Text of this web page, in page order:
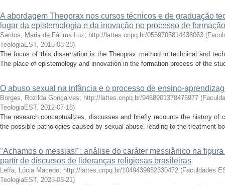
A abordagem Theoprax nos cursos técnicos e de graduação
lugar da epistemologia e da inovação no processo de
Santos, Maria de Fátima Luz; http://lattes.cnpq.br/0559705814438063 (
TeologiaEST, 2015-08-28)
The focus of this dissertation is the Theoprax method in technical and
The place of epistemology and innovation in the formation process of the
O abuso sexual na infância e o processo de ensino-
Borges, Rozilda Gonçalves; http://lattes.cnpq.br/9468901378475977 (
TeologiaEST, 2012-07-18)
The research conceptualizes, discusses and briefly recounts the history of
the possible pathologies caused by sexual abuse, leading to the treatment
"Achamos o messias!": análise do caráter messiânico na
partir de discursos de lideranças religiosas brasileiras
Leffa, Lúcia Macedo; http://lattes.cnpq.br/1049439982330472 (Faculdades
TeologiaEST, 2023-08-21)